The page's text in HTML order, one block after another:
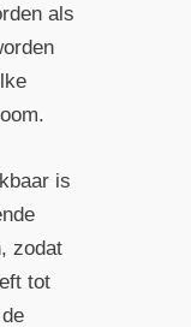
als
is
zodat
tot